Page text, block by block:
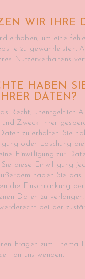
WIR IHRE
erhoben, um eine
zu gewährleisten.
Nutzerverhaltens
HABEN
DATEN?
Recht, unentgeltlich
Zweck Ihrer
zu erhalten. Sie
oder Löschung
Einwilligung zur
diese Einwilligung
haben Sie das
die Einschränkung
Daten zu
bei der
Fragen zum Thema
an uns wenden.